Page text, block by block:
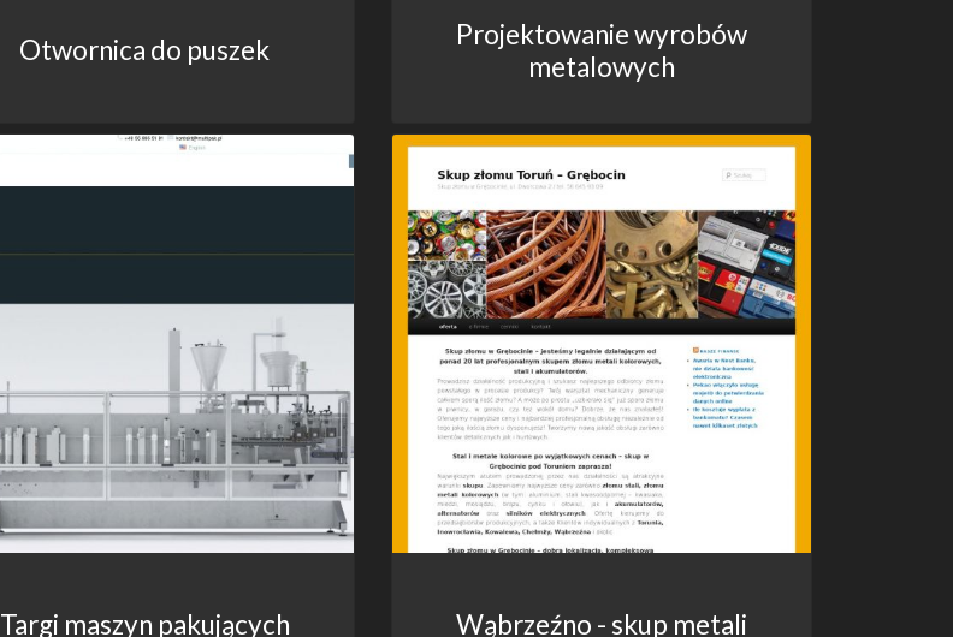
Otwornica do puszek
Projektowanie wyrobów
metalowych
Targi maszyn pakujących Wąbrzeźno - skup metali